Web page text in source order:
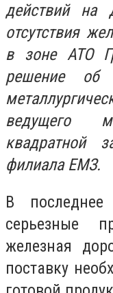
действий на
отсутствия
в зоне АТО
решение об
ведущего
квадратной
филиала ЕМЗ.
В
серьезные
железная
поставку